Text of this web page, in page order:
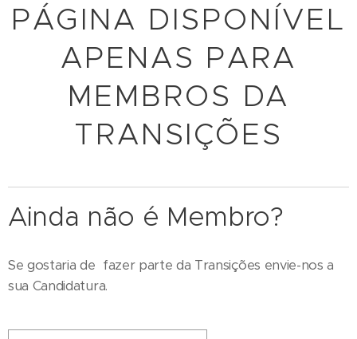
PÁGINA DISPONÍVEL
APENAS PARA
MEMBROS DA
TRANSIÇÕES
Ainda não é Membro?
Se gostaria de fazer parte da Transições envie-nos a
sua Candidatura.